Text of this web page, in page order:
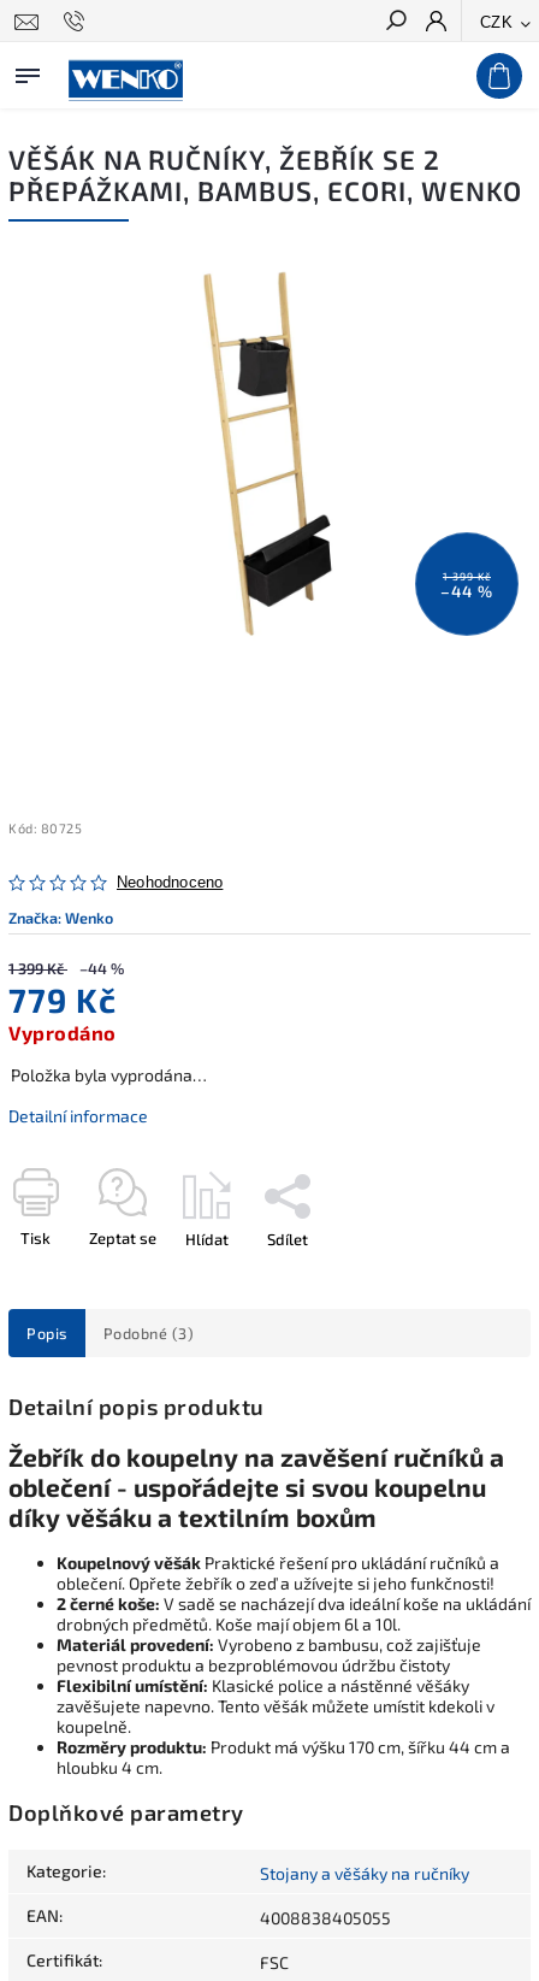
CZK
Hledat
VĚŠÁK NA RUČNÍKY, ŽEBŘÍK SE 2
PŘEPÁŽKAMI, BAMBUS, ECORI, WENKO
1 399 Kč
–44 %
Kód: 80725
Neohodnoceno
Značka:Wenko
1 399 Kč –44 %
779 Kč
Vyprodáno
Položka byla vyprodána…
Detailní informace
Tisk Zeptat se Hlídat Sdílet
Popis Podobné (3)
Detailní popis produktu
Žebřík do koupelny na zavěšení ručníků a
oblečení - uspořádejte si svou koupelnu
díky věšáku a textilním boxům
Koupelnový věšák Praktické řešení pro ukládání ručníků a
oblečení. Opřete žebřík o zeď a užívejte si jeho funkčnosti!
2 černé koše: V sadě se nacházejí dva ideální koše na ukládání
drobných předmětů. Koše mají objem 6l a 10l.
Materiál provedení: Vyrobeno z bambusu, což zajišťuje
pevnost produktu a bezproblémovou údržbu čistoty
Flexibilní umístění: Klasické police a nástěnné věšáky
zavěšujete napevno. Tento věšák můžete umístit kdekoli v
koupelně.
Rozměry produktu: Produkt má výšku 170 cm, šířku 44 cm a
hloubku 4 cm.
Doplňkové parametry
Kategorie: Stojany a věšáky na ručníky
EAN: 4008838405055
Certifikát: FSC